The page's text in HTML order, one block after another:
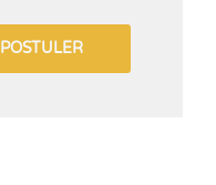
POSTULER